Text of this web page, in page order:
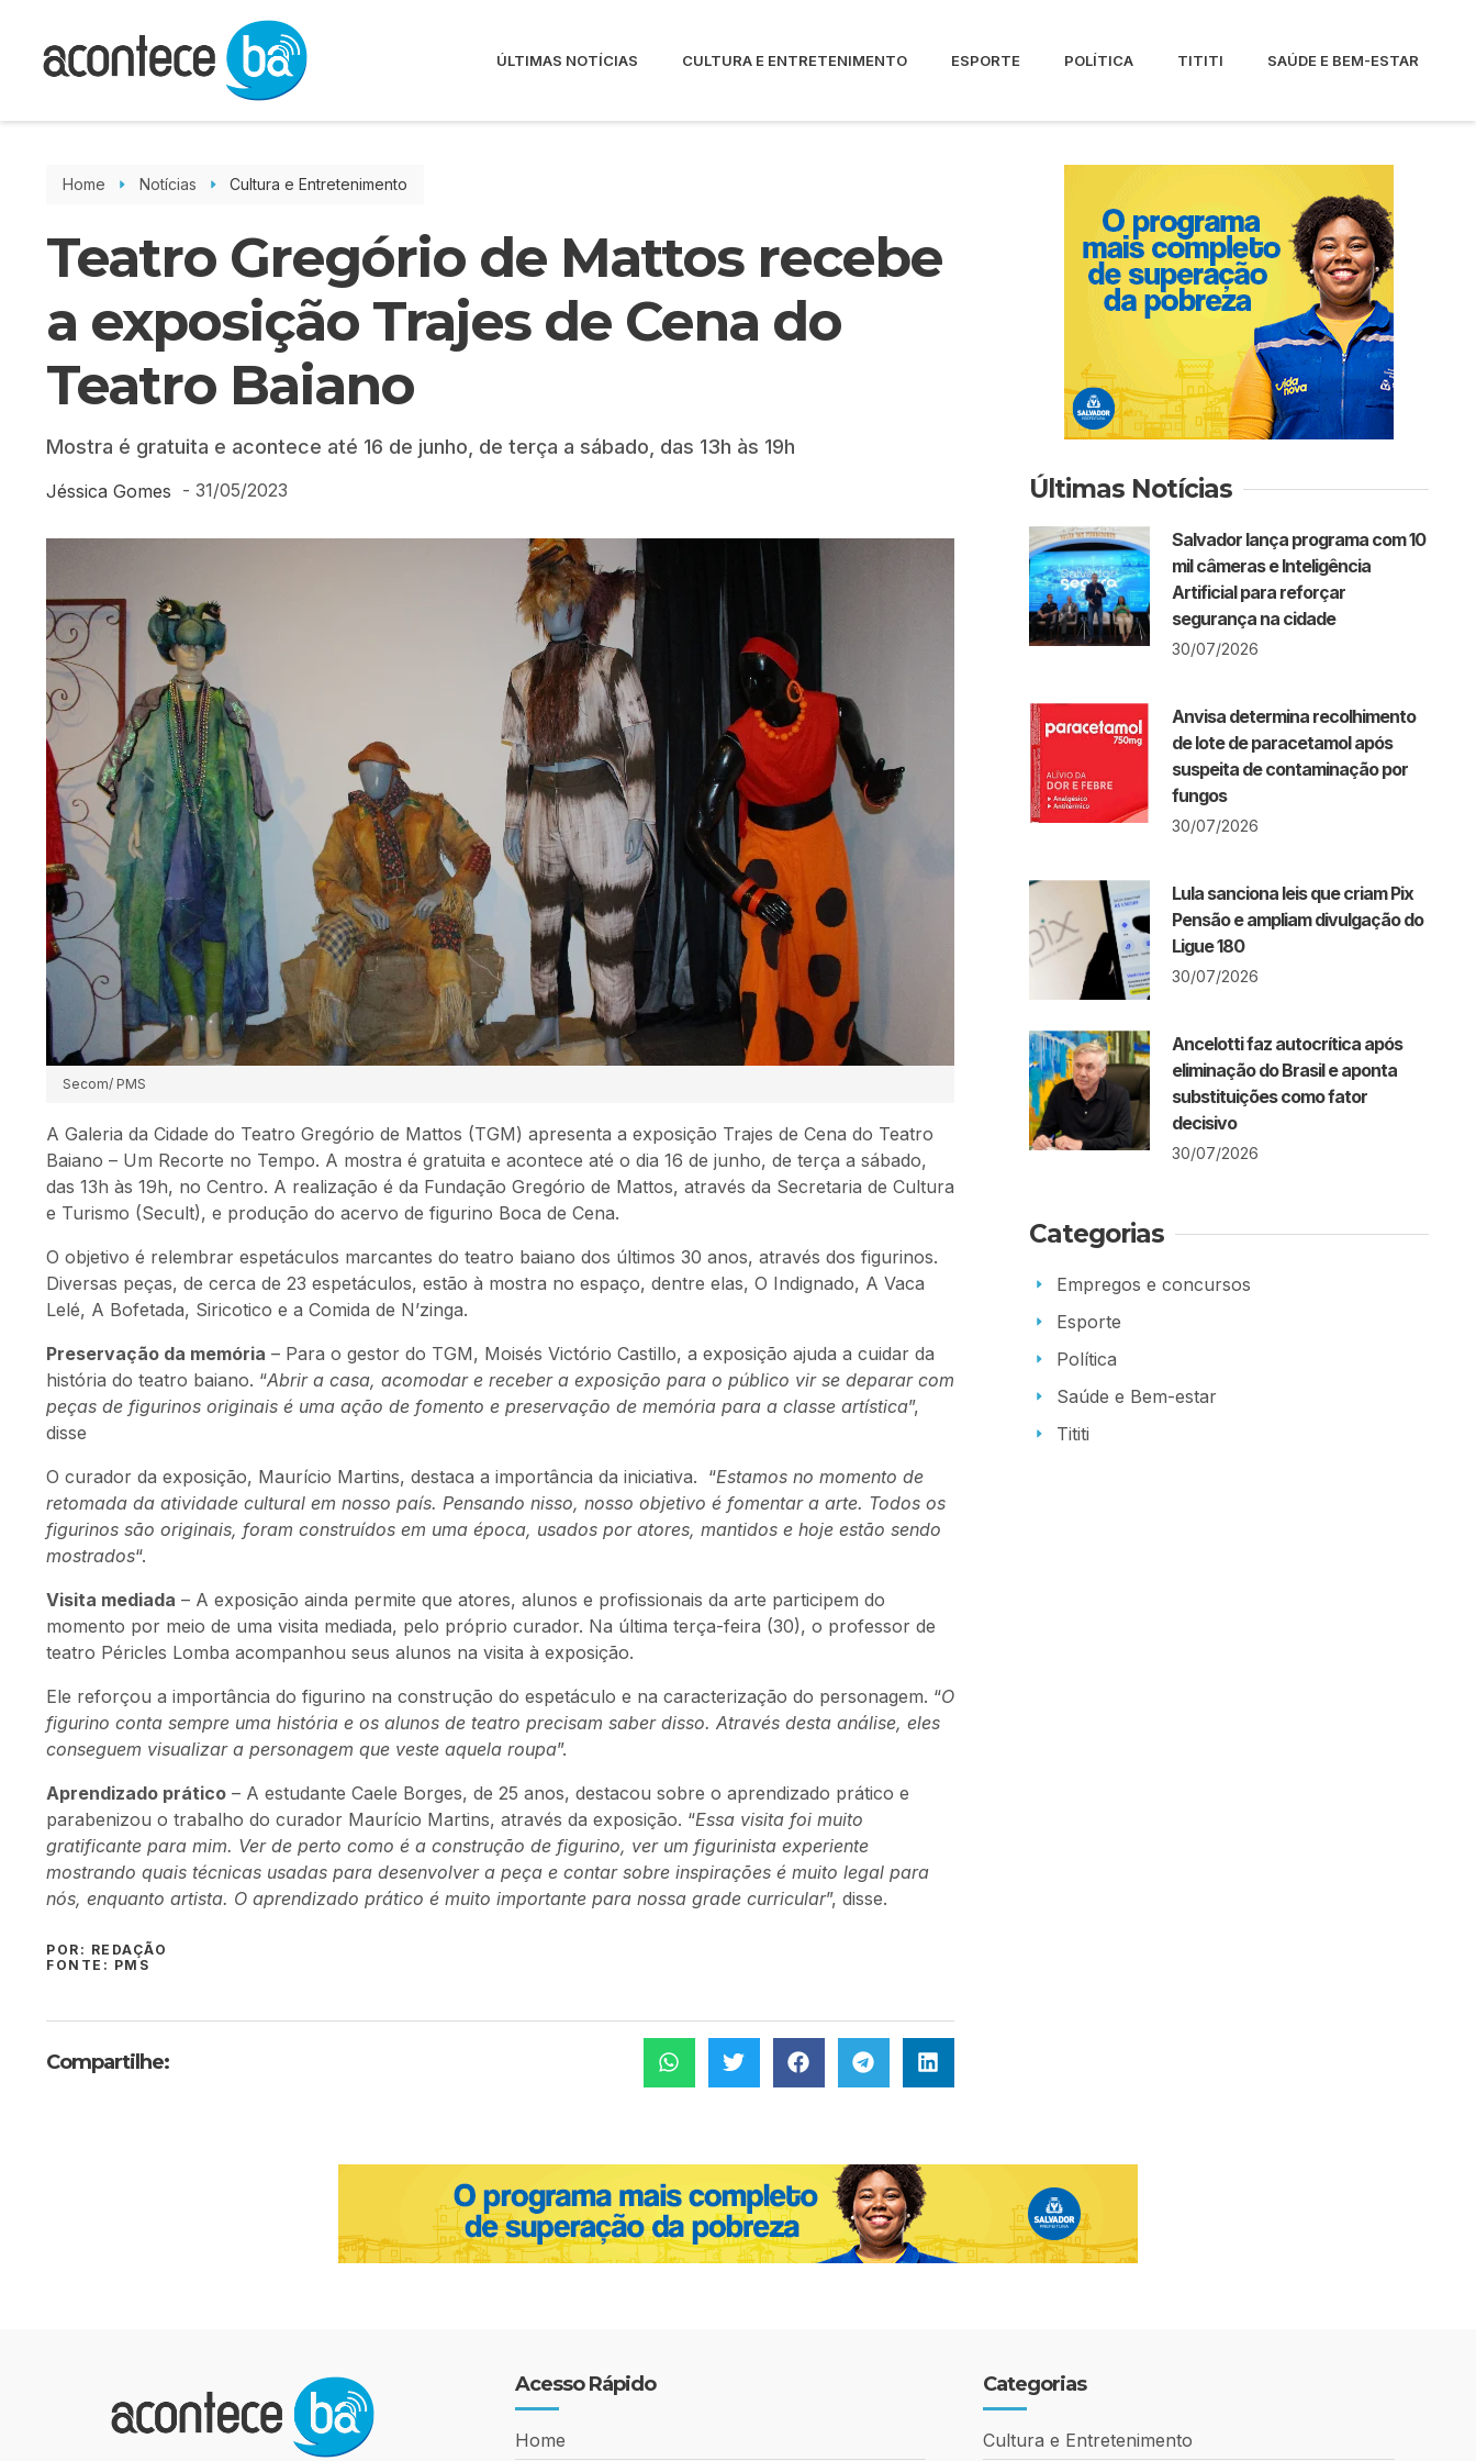
ÚLTIMAS NOTÍCIAS CULTURA E ENTRETENIMENTO ESPORTE POLÍTICA TITITI SAÚDE E BEM-ESTAR
Home Notícias Cultura e Entretenimento
Teatro Gregório de Mattos recebe
a exposição Trajes de Cena do
Teatro Baiano
Mostra é gratuita e acontece até 16 de junho, de terça a sábado, das 13h às 19h
Jéssica Gomes - 31/05/2023
Secom/ PMS
A Galeria da Cidade do Teatro Gregório de Mattos (TGM) apresenta a exposição Trajes de Cena do Teatro
Baiano – Um Recorte no Tempo. A mostra é gratuita e acontece até o dia 16 de junho, de terça a sábado,
das 13h às 19h, no Centro. A realização é da Fundação Gregório de Mattos, através da Secretaria de Cultura
e Turismo (Secult), e produção do acervo de figurino Boca de Cena.
O objetivo é relembrar espetáculos marcantes do teatro baiano dos últimos 30 anos, através dos figurinos.
Diversas peças, de cerca de 23 espetáculos, estão à mostra no espaço, dentre elas, O Indignado, A Vaca
Lelé, A Bofetada, Siricotico e a Comida de N’zinga.
Preservação da memória – Para o gestor do TGM, Moisés Victório Castillo, a exposição ajuda a cuidar da
história do teatro baiano. “Abrir a casa, acomodar e receber a exposição para o público vir se deparar com
peças de figurinos originais é uma ação de fomento e preservação de memória para a classe artística”,
disse
O curador da exposição, Maurício Martins, destaca a importância da iniciativa. “Estamos no momento de
retomada da atividade cultural em nosso país. Pensando nisso, nosso objetivo é fomentar a arte. Todos os
figurinos são originais, foram construídos em uma época, usados por atores, mantidos e hoje estão sendo
mostrados“.
Visita mediada – A exposição ainda permite que atores, alunos e profissionais da arte participem do
momento por meio de uma visita mediada, pelo próprio curador. Na última terça-feira (30), o professor de
teatro Péricles Lomba acompanhou seus alunos na visita à exposição.
Ele reforçou a importância do figurino na construção do espetáculo e na caracterização do personagem. “O
figurino conta sempre uma história e os alunos de teatro precisam saber disso. Através desta análise, eles
conseguem visualizar a personagem que veste aquela roupa”.
Aprendizado prático – A estudante Caele Borges, de 25 anos, destacou sobre o aprendizado prático e
parabenizou o trabalho do curador Maurício Martins, através da exposição. “Essa visita foi muito
gratificante para mim. Ver de perto como é a construção de figurino, ver um figurinista experiente
mostrando quais técnicas usadas para desenvolver a peça e contar sobre inspirações é muito legal para
nós, enquanto artista. O aprendizado prático é muito importante para nossa grade curricular”, disse.
POR: REDAÇÃO
FONTE: PMS
Compartilhe:
Últimas Notícias
Salvador lança programa com 10
mil câmeras e Inteligência
Artificial para reforçar
segurança na cidade
30/07/2026
Anvisa determina recolhimento
de lote de paracetamol após
suspeita de contaminação por
fungos
30/07/2026
Lula sanciona leis que criam Pix
Pensão e ampliam divulgação do
Ligue 180
30/07/2026
Ancelotti faz autocrítica após
eliminação do Brasil e aponta
substituições como fator
decisivo
30/07/2026
Categorias
Empregos e concursos
Esporte
Política
Saúde e Bem-estar
Tititi
Acesso Rápido
Home
Categorias
Cultura e Entretenimento